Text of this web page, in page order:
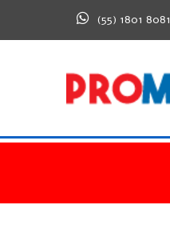
(55) 1801 8081